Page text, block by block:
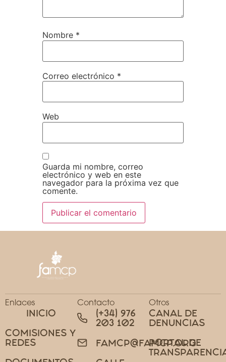
Nombre *
Correo electrónico *
Web
Guarda mi nombre, correo
electrónico y web en este
navegador para la próxima vez que
comente.
Enlaces
INICIO
COMISIONES Y
REDES
Contacto
(+34) 976
203 102
FAMCP@FAMCP.ORG
Otros
CANAL DE
DENUNCIAS
PORTAL DE